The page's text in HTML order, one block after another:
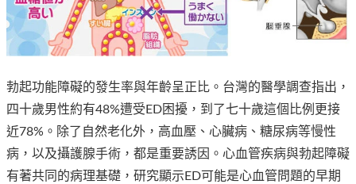
勃起功能障礙的發生率與年齡呈正比。台灣的醫學調查指出，
四十歲男性約有48%遭受ED困擾，到了七十歲這個比例更接
近78%。除了自然老化外，高血壓、心臟病、糖尿病等慢性
病，以及攝護腺手術，都是重要誘因。心血管疾病與勃起障礙
有著共同的病理基礎，研究顯示ED可能是心血管問題的早期